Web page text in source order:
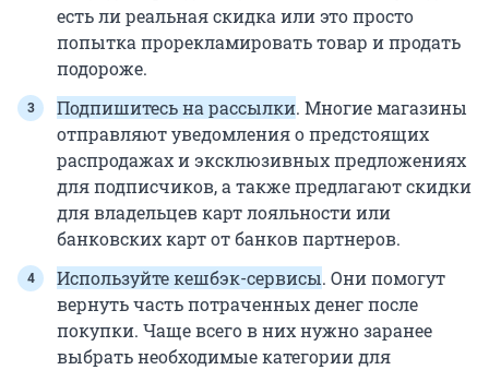
есть ли реальная скидка или это просто
попытка прорекламировать товар и продать
подороже.
Подпишитесь на рассылки. Многие магазины
отправляют уведомления о предстоящих
распродажах и эксклюзивных предложениях
для подписчиков, а также предлагают скидки
для владельцев карт лояльности или
банковских карт от банков партнеров.
Используйте кешбэк-сервисы. Они помогут
вернуть часть потраченных денег после
покупки. Чаще всего в них нужно заранее
выбрать необходимые категории для